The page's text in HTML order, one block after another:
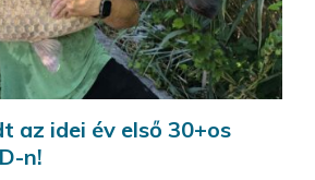
az idei év első 30+os
n!